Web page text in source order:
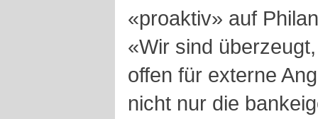
«proaktiv» auf
«Wir sind
offen für externe
nicht nur die